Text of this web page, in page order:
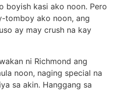
boyish kasi ako noon. Pero
tomboy ako noon, ang
ay may crush na kay
ni Richmond ang
noon, naging special na
sa akin. Hanggang sa